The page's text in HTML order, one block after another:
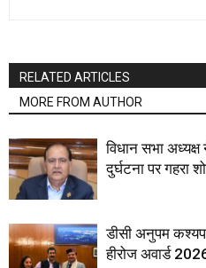
RELATED ARTICLES
MORE FROM AUTHOR
विधान सभा
दुर्घटना पर गहरा
डीसी अनुपम कश्यप
हीरोज अवार्ड